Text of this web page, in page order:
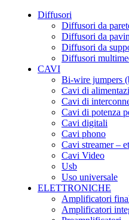
Diffusori
Diffusori da
Diffusori da
Diffusori da
Diffusori
CAVI
Bi-wire jumpers
Cavi di
Cavi di
Cavi di potenza
Cavi digitali
Cavi phono
Cavi streamer –
Cavi Video
Usb
Uso universale
ELETTRONICHE
Amplificatori
Amplificatori